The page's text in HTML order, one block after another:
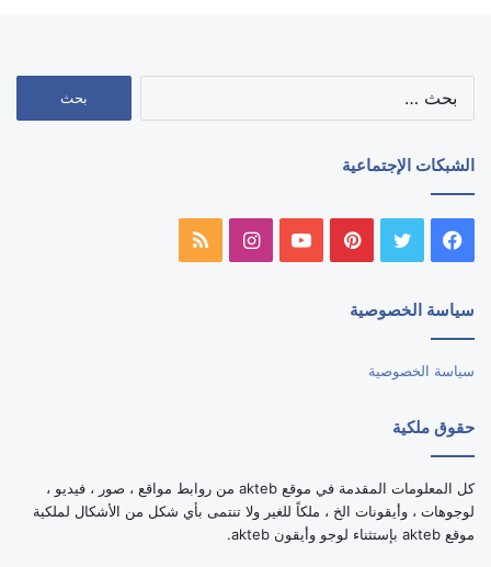
الشبكات الإجتماعية
فيسبوك تويتر بينتيريستيوتيوبانستقرامملخص
سياسة الخصوصية
سياسة الخصوصية
حقوق ملكية
كل المعلومات المقدمة في موقع akteb من روابط مواقع ، صور ، فيديو ،
لوجوهات ، وأيقونات الخ ، ملكاً للغير ولا تنتمى بأي شكل من الأشكال لملكية
موقع akteb بإستثناء لوجو وأيقون akteb.